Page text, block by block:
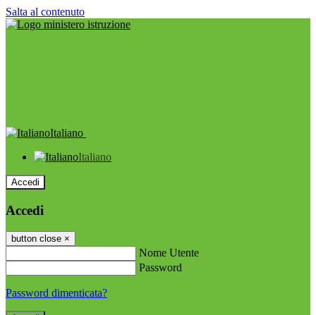
Salta al contenuto
Italiano
Italiano
Accedi
Accedi
button close ×
Nome Utente
Password
Password dimenticata?